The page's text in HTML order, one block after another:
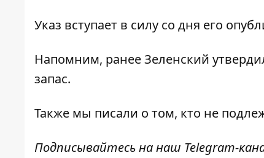
Указ вступает в силу со дня его
Напомним, ранееЗеленский
запас.
Также мы писали о том, кто не
Подписывайтесь на наш Telegram-